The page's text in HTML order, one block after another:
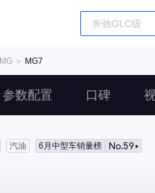
MG ＞ MG7
参数配置 口碑
汽油 6月中型车销量榜 No.59